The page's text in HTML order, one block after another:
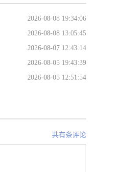
2026-08-08 19:34:06
2026-08-08 13:05:45
2026-08-07 12:43:14
2026-08-05 19:43:39
2026-08-05 12:51:54
共有条评论